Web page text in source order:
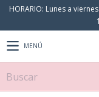
HORARIO: Lunes a
MENÚ